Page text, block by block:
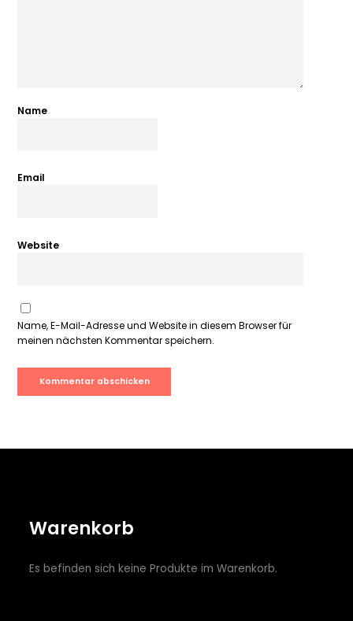
Name
Email
Website
Name, E-Mail-Adresse und Website in diesem Browser für
meinen nächsten Kommentar speichern.
Warenkorb
Es befinden sich keine Produkte im Warenkorb.